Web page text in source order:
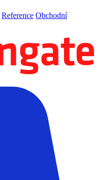
Reference Obchodní